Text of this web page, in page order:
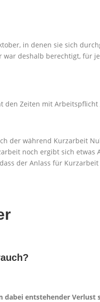
in denen sie sich
deshalb berechtigt, für
den Zeiten mit Arbeitspflicht
der während Kurzarbeit
noch ergibt sich
der Anlass für
entstehender